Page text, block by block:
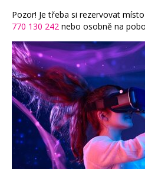
Pozor! Je třeba si rezervovat
770 130 242 nebo osobně na